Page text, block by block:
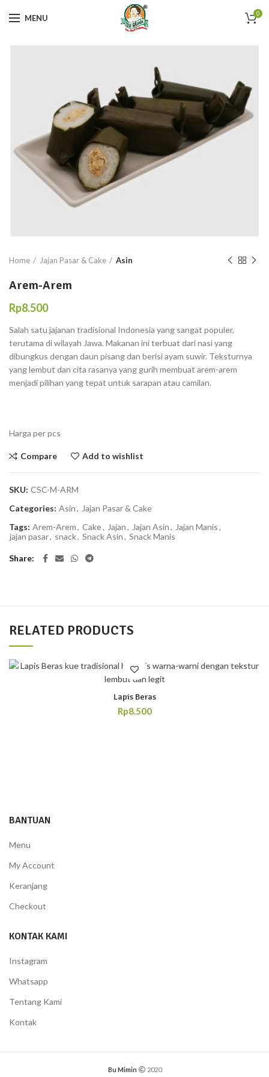
MENU 0
Home Jajan Pasar & Cake Asin
Arem-Arem
Rp8.500
Salah satu jajanan tradisional Indonesia yang sangat populer,
terutama di wilayah Jawa. Makanan ini terbuat dari nasi yang
dibungkus dengan daun pisang dan berisi ayam suwir. Teksturnya
yang lembut dan cita rasanya yang gurih membuat arem-arem
menjadi pilihan yang tepat untuk sarapan atau camilan.
Harga per pcs
Compare Add to wishlist
SKU: CSC-M-ARM
Categories: Asin, Jajan Pasar & Cake
Tags: Arem-Arem, Cake, Jajan, Jajan Asin, Jajan Manis,
jajan pasar, snack, Snack Asin, Snack Manis
Share
RELATED PRODUCTS
Lapis Beras
Rp8.500
BANTUAN
Menu
My Account
Keranjang
Checkout
KONTAK KAMI
Instagram
Whatsapp
Tentang Kami
Kontak
Bu Mimin 2020